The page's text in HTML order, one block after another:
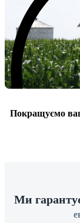
Покращуємо
Ми